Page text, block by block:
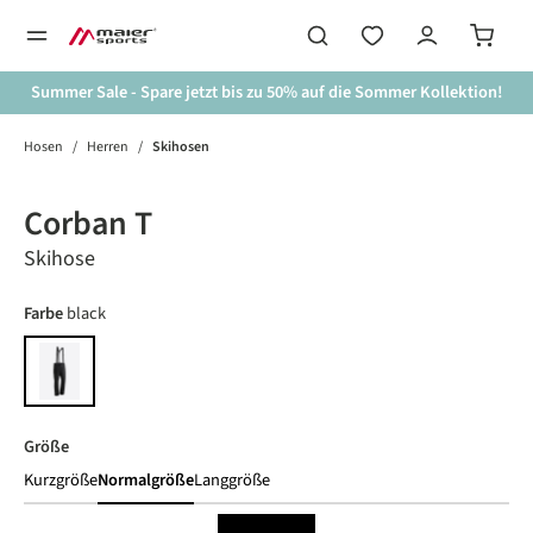
springen
Summer Sale - Spare jetzt bis zu 50% auf die Sommer Kollektion!
Hosen / Herren / Skihosen
Corban T
Skihose
Farbeauswählen
black
black
Größeauswählen
KurzgrößeNormalgrößeLanggröße